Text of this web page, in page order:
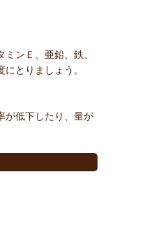
ンＥ、亜鉛、鉄、
とりましょう。
が低下したり、量が